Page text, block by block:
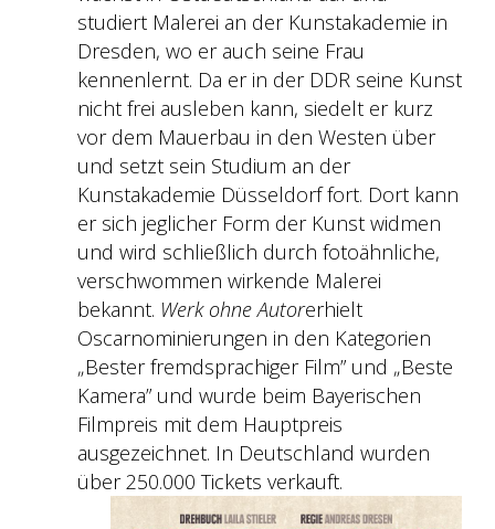
studiert Malerei an der Kunstakademie in
Dresden, wo er auch seine Frau
kennenlernt. Da er in der DDR seine Kunst
nicht frei ausleben kann, siedelt er kurz
vor dem Mauerbau in den Westen über
und setzt sein Studium an der
Kunstakademie Düsseldorf fort. Dort kann
er sich jeglicher Form der Kunst widmen
und wird schließlich durch fotoähnliche,
verschwommen wirkende Malerei
bekannt. Werk ohne Autorerhielt
Oscarnominierungen in den Kategorien
„Bester fremdsprachiger Film” und „Beste
Kamera” und wurde beim Bayerischen
Filmpreis mit dem Hauptpreis
ausgezeichnet. In Deutschland wurden
über 250.000 Tickets verkauft.